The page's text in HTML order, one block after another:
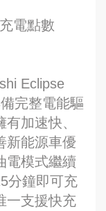
電點數
Eclipse
完整電能驅
加速快、
新能源車優
電模式繼續
分鐘即可充
一支援快充